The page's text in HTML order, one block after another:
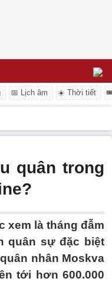
📅 Lịch âm ☀️ Thời tiết
quân trong
xem là tháng đẫm
quân sự đặc biệt
nhân Moskva
tới hơn 600.000